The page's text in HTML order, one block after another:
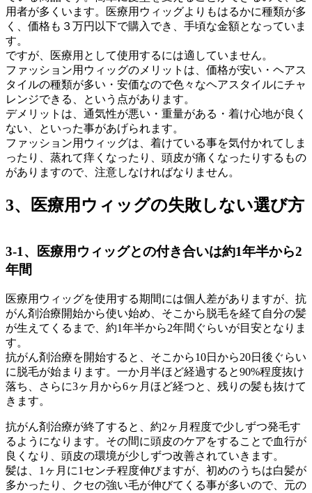
用者が多くいます。医療用ウィッグよりもはるかに種類が多
く、価格も３万円以下で購入でき、手頃な金額となっていま
す。
ですが、医療用として使用するには適していません。
ファッション用ウィッグのメリットは、価格が安い・ヘアス
タイルの種類が多い・安価なので色々なヘアスタイルにチャ
レンジできる、という点があります。
デメリットは、通気性が悪い・重量がある・着け心地が良く
ない、といった事があげられます。
ファッション用ウィッグは、着けている事を気付かれてしま
ったり、蒸れて痒くなったり、頭皮が痛くなったりするもの
がありますので、注意しなければなりません。
3、医療用ウィッグの失敗しない選び方
3-1、医療用ウィッグとの付き合いは約1年半から2
年間
医療用ウィッグを使用する期間には個人差がありますが、抗
がん剤治療開始から使い始め、そこから脱毛を経て自分の髪
が生えてくるまで、約1年半から2年間ぐらいが目安となりま
す。
抗がん剤治療を開始すると、そこから10日から20日後ぐらい
に脱毛が始まります。一か月半ほど経過すると90%程度抜け
落ち、さらに3ヶ月から6ヶ月ほど経つと、残りの髪も抜けて
きます。
抗がん剤治療が終了すると、約2ヶ月程度で少しずつ発毛す
るようになります。その間に頭皮のケアをすることで血行が
良くなり、頭皮の環境が少しずつ改善されていきます。
髪は、1ヶ月に1センチ程度伸びますが、初めのうちは白髪が
多かったり、クセの強い毛が伸びてくる事が多いので、元の